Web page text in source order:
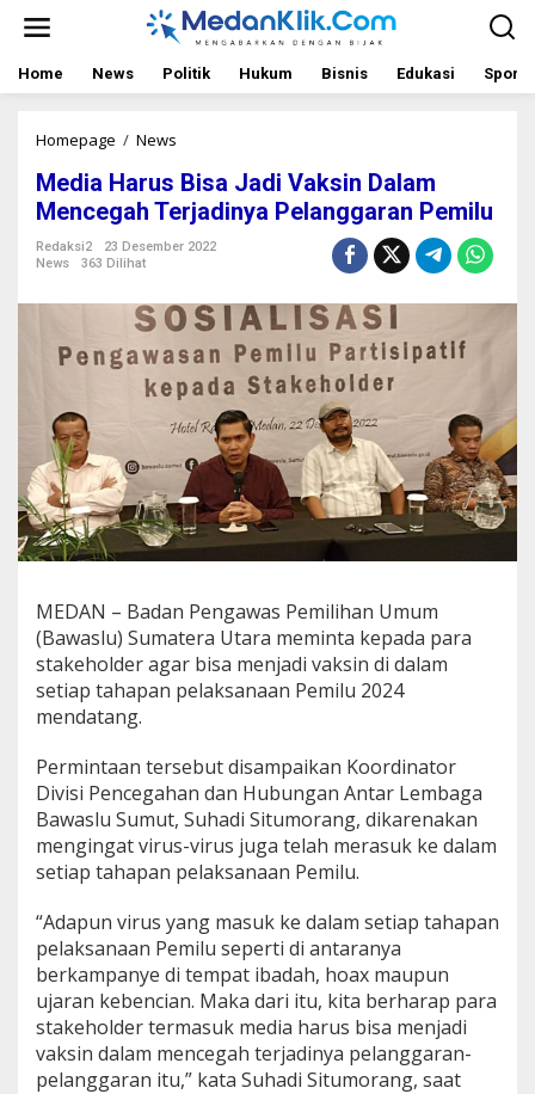
t
Home News Politik Hukum Bisnis Edukasi Sport
Homepage / News
d
i
a
H
u
s
B
s
a
J
a
d
i
V
a
i
n
D
a
l
M
e
n
c
e
g
h
T
e
r
j
a
i
n
Media Harus Bisa Jadi Vaksin Dalam
Mencegah Terjadinya Pelanggaran Pemilu
Redaksi2
23 Desember 2022
News
363 Dilihat
MEDAN – Badan Pengawas Pemilihan Umum
(Bawaslu) Sumatera Utara meminta kepada para
stakeholder agar bisa menjadi vaksin di dalam
setiap tahapan pelaksanaan Pemilu 2024
mendatang.
Permintaan tersebut disampaikan Koordinator
Divisi Pencegahan dan Hubungan Antar Lembaga
Bawaslu Sumut, Suhadi Situmorang, dikarenakan
mengingat virus-virus juga telah merasuk ke dalam
setiap tahapan pelaksanaan Pemilu.
“Adapun virus yang masuk ke dalam setiap tahapan
pelaksanaan Pemilu seperti di antaranya
berkampanye di tempat ibadah, hoax maupun
ujaran kebencian. Maka dari itu, kita berharap para
stakeholder termasuk media harus bisa menjadi
vaksin dalam mencegah terjadinya pelanggaran-
pelanggaran itu,” kata Suhadi Situmorang, saat